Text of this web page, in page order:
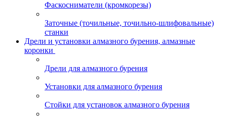
Фаскосниматели (кромкорезы)
Заточные (точильные, точильно-шлифовальные)
станки
Дрели и установки алмазного бурения, алмазные
коронки
Дрели для алмазного бурения
Установки для алмазного бурения
Стойки для установок алмазного бурения